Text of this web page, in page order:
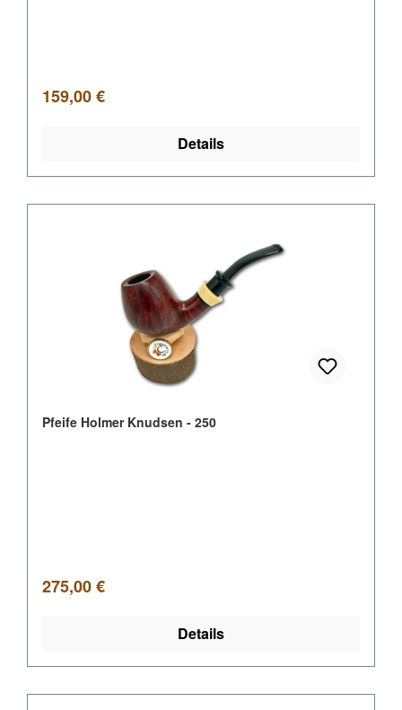
Regulärer Preis:
159,00 €
Details
Pfeife Holmer Knudsen - 250
Regulärer Preis:
275,00 €
Details